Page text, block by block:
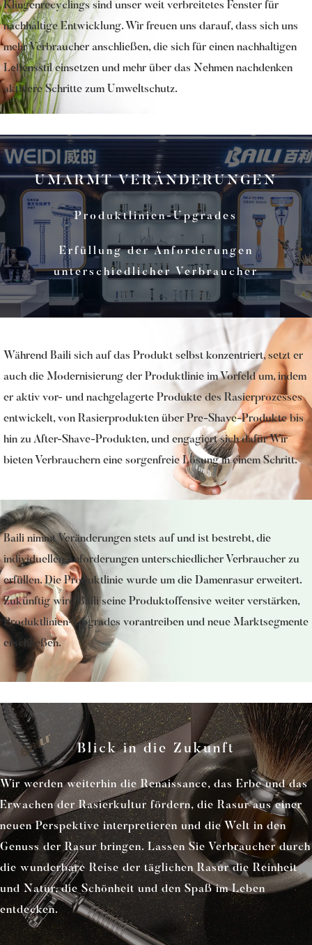
Klingenrecyclings sind unser weit verbreitetes Fenster für
nachhaltige Entwicklung. Wir freuen uns darauf, dass sich uns
mehr Verbraucher anschließen, die sich für einen nachhaltigen
Lebensstil einsetzen und mehr über das Nehmen nachdenken
aktivere Schritte zum Umweltschutz.
UMARMT VERÄNDERUNGEN
Produktlinien-Upgrades
Erfüllung der Anforderungen
unterschiedlicher Verbraucher
Während Baili sich auf das Produkt selbst konzentriert, setzt er
auch die Modernisierung der Produktlinie im Vorfeld um, indem
er aktiv vor- und nachgelagerte Produkte des Rasierprozesses
entwickelt, von Rasierprodukten über Pre-Shave-Produkte bis
hin zu After-Shave-Produkten, und engagiert sich dafür Wir
bieten Verbrauchern eine sorgenfreie Lösung in einem Schritt.
Baili nimmt Veränderungen stets auf und ist bestrebt, die
individuellen Anforderungen unterschiedlicher Verbraucher zu
erfüllen. Die Produktlinie wurde um die Damenrasur erweitert.
Zukünftig wird Baili seine Produktoffensive weiter verstärken,
Produktlinien-Upgrades vorantreiben und neue Marktsegmente
erschließen.
Blick in die Zukunft
Wir werden weiterhin die Renaissance, das Erbe und das
Erwachen der Rasierkultur fördern, die Rasur aus einer
neuen Perspektive interpretieren und die Welt in den
Genuss der Rasur bringen. Lassen Sie Verbraucher durch
die wunderbare Reise der täglichen Rasur die Reinheit
und Natur, die Schönheit und den Spaß im Leben
entdecken.